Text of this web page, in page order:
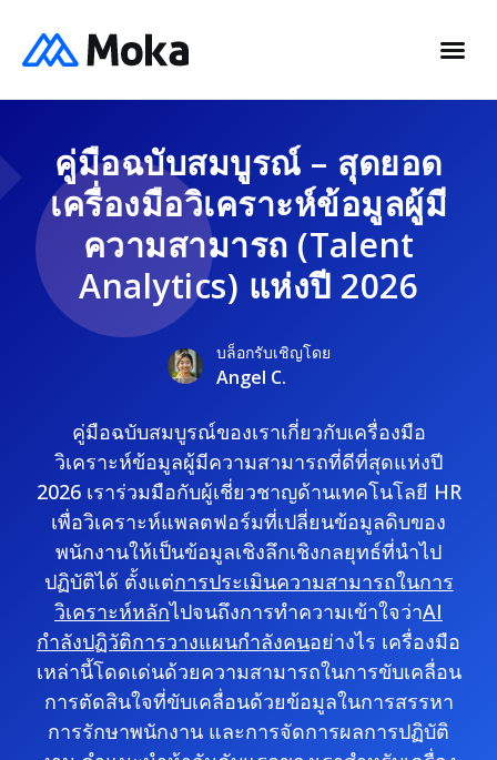
คู่มือฉบับสมบูรณ์ – สุดยอด
เครื่องมือวิเคราะห์ข้อมูลผู้มี
ความสามารถ (Talent
Analytics) แห่งปี 2026
บล็อกรับเชิญโดย
Angel C.
คู่มือฉบับสมบูรณ์ของเราเกี่ยวกับเครื่องมือ
วิเคราะห์ข้อมูลผู้มีความสามารถที่ดีที่สุดแห่งปี
2026 เราร่วมมือกับผู้เชี่ยวชาญด้านเทคโนโลยี HR
เพื่อวิเคราะห์แพลตฟอร์มที่เปลี่ยนข้อมูลดิบของ
พนักงานให้เป็นข้อมูลเชิงลึกเชิงกลยุทธ์ที่นำไป
ปฏิบัติได้ ตั้งแต่การประเมินความสามารถในการ
วิเคราะห์หลักไปจนถึงการทำความเข้าใจว่าAI
กำลังปฏิวัติการวางแผนกำลังคนอย่างไร เครื่องมือ
เหล่านี้โดดเด่นด้วยความสามารถในการขับเคลื่อน
การตัดสินใจที่ขับเคลื่อนด้วยข้อมูลในการสรรหา
การรักษาพนักงาน และการจัดการผลการปฏิบัติ